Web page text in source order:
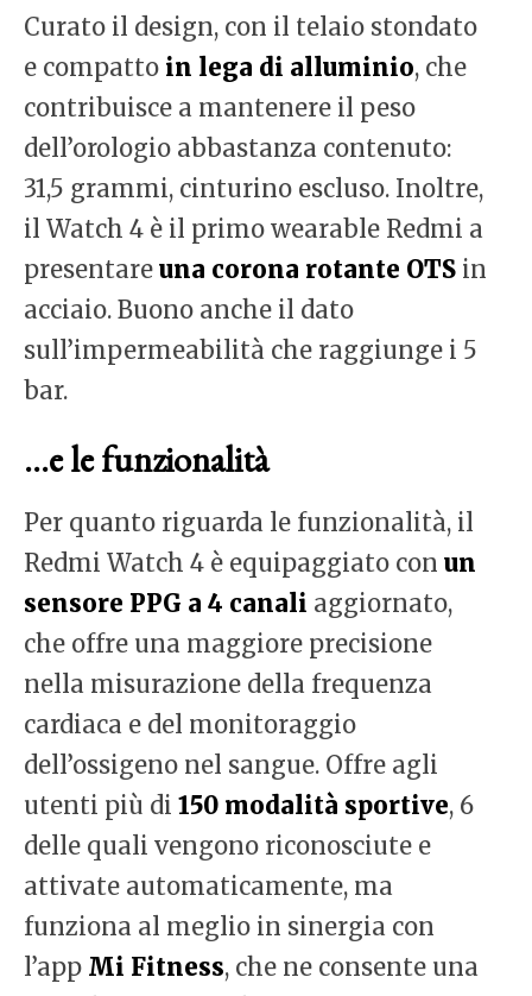
Curato il design, con il telaio stondato
e compatto in lega di alluminio, che
contribuisce a mantenere il peso
dell’orologio abbastanza contenuto:
31,5 grammi, cinturino escluso. Inoltre,
il Watch 4 è il primo wearable Redmi a
presentare una corona rotante OTS in
acciaio. Buono anche il dato
sull’impermeabilità che raggiunge i 5
bar.
…e le funzionalità
Per quanto riguarda le funzionalità, il
Redmi Watch 4 è equipaggiato con un
sensore PPG a 4 canali aggiornato,
che offre una maggiore precisione
nella misurazione della frequenza
cardiaca e del monitoraggio
dell’ossigeno nel sangue. Offre agli
utenti più di 150 modalità sportive, 6
delle quali vengono riconosciute e
attivate automaticamente, ma
funziona al meglio in sinergia con
l’app Mi Fitness, che ne consente una